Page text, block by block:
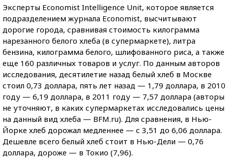
Эксперты Economist Intelligence Unit, которое является
подразделением журнала Economist, высчитывают
дорогие города, сравнивая стоимость килограмма
нарезанного белого хлеба (в супермаркете), литра
бензина, килограмма белого, шлифованного риса, а также
еще 160 различных товаров и услуг. По данным авторов
исследования, десятилетие назад белый хлеб в Москве
стоил 0,73 доллара, пять лет назад — 1,79 доллара, в 2010
году — 6,19 доллара, в 2011 году — 7,57 доллара (авторы
не уточняют, в каких супермаркетах исследовались цены
на данный вид хлеба — BFM.ru). Для сравнения, в Нью-
Йорке хлеб дорожал медленнее — с 3,51 до 6,06 доллара.
Дешевле всего белый хлеб стоит в Нью-Дели — 0,76
доллара, дороже — в Токио (7,96).